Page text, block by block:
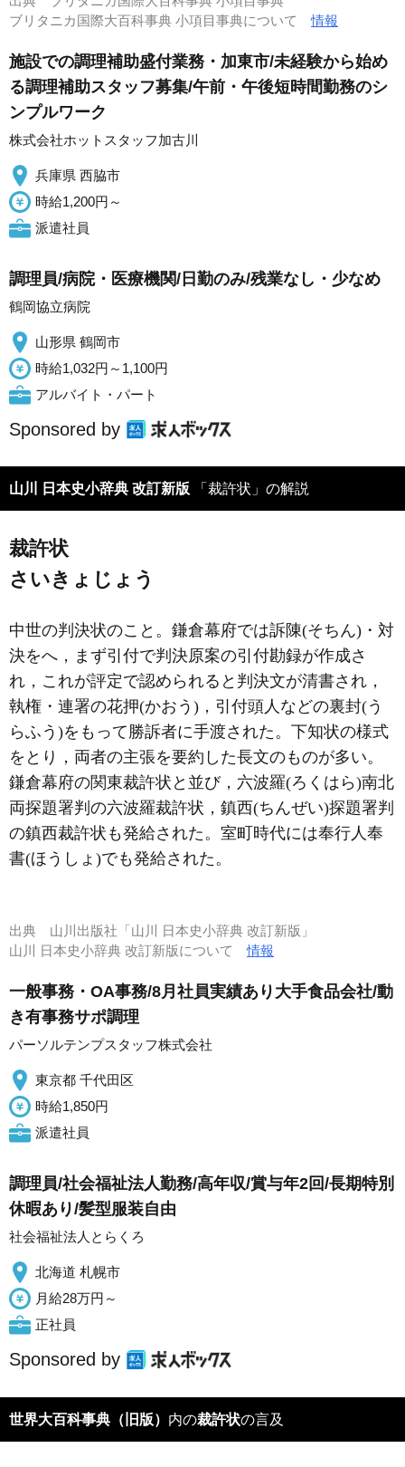
ブリタニカ国際大百科事典 小項目事典について情報
施設での調理補助盛付業務・加東市/未経験から始め
る調理補助スタッフ募集/午前・午後短時間勤務のシ
ンプルワーク
株式会社ホットスタッフ加古川
兵庫県 西脇市
時給1,200円～
派遣社員
調理員/病院・医療機関/日勤のみ/残業なし・少なめ
鶴岡協立病院
山形県 鶴岡市
時給1,032円～1,100円
アルバイト・パート
Sponsored by
山川 日本史小辞典 改訂新版 「裁許状」の解説
裁許状
さいきょじょう
中世の判決状のこと。鎌倉幕府では訴陳(そちん)・対
決をへ，まず引付で判決原案の引付勘録が作成さ
れ，これが評定で認められると判決文が清書され，
執権・連署の花押(かおう)，引付頭人などの裏封(う
らふう)をもって勝訴者に手渡された。下知状の様式
をとり，両者の主張を要約した長文のものが多い。
鎌倉幕府の関東裁許状と並び，六波羅(ろくはら)南北
両探題署判の六波羅裁許状，鎮西(ちんぜい)探題署判
の鎮西裁許状も発給された。室町時代には奉行人奉
書(ほうしょ)でも発給された。
出典 山川出版社「山川 日本史小辞典 改訂新版」
山川 日本史小辞典 改訂新版について情報
一般事務・OA事務/8月社員実績あり大手食品会社/動
き有事務サポ調理
パーソルテンプスタッフ株式会社
東京都 千代田区
時給1,850円
派遣社員
調理員/社会福祉法人勤務/高年収/賞与年2回/長期特別
休暇あり/髪型服装自由
社会福祉法人とらくろ
北海道 札幌市
月給28万円～
正社員
Sponsored by
世界大百科事典（旧版） 内の裁許状の言及